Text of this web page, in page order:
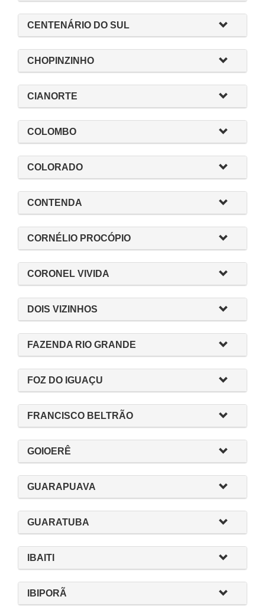
CENTENÁRIO DO SUL
CHOPINZINHO
CIANORTE
COLOMBO
COLORADO
CONTENDA
CORNÉLIO PROCÓPIO
CORONEL VIVIDA
DOIS VIZINHOS
FAZENDA RIO GRANDE
FOZ DO IGUAÇU
FRANCISCO BELTRÃO
GOIOERÊ
GUARAPUAVA
GUARATUBA
IBAITI
IBIPORÃ